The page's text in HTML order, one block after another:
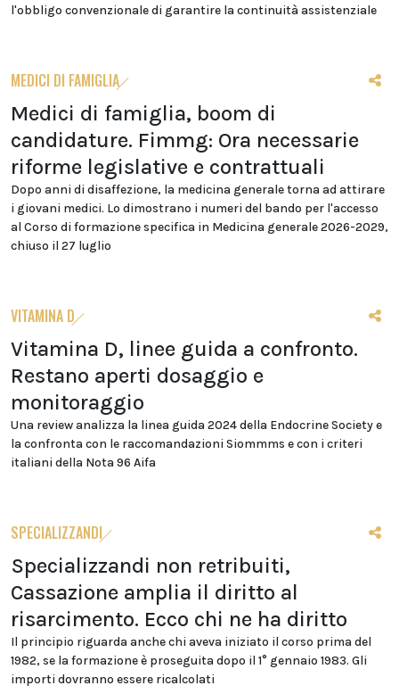
l'obbligo convenzionale di garantire la continuità assistenziale
MEDICI DI FAMIGLIA
Medici di famiglia, boom di
candidature. Fimmg: Ora necessarie
riforme legislative e contrattuali
Dopo anni di disaffezione, la medicina generale torna ad attirare
i giovani medici. Lo dimostrano i numeri del bando per l'accesso
al Corso di formazione specifica in Medicina generale 2026-2029,
chiuso il 27 luglio
VITAMINA D
Vitamina D, linee guida a confronto.
Restano aperti dosaggio e
monitoraggio
Una review analizza la linea guida 2024 della Endocrine Society e
la confronta con le raccomandazioni Siommms e con i criteri
italiani della Nota 96 Aifa
SPECIALIZZANDI
Specializzandi non retribuiti,
Cassazione amplia il diritto al
risarcimento. Ecco chi ne ha diritto
Il principio riguarda anche chi aveva iniziato il corso prima del
1982, se la formazione è proseguita dopo il 1° gennaio 1983. Gli
importi dovranno essere ricalcolati